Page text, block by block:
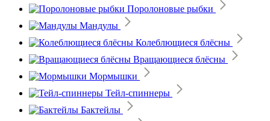
Поролоновые рыбки
Мандулы
Колеблющиеся блёсны
Вращающиеся блёсны
Мормышки
Тейл-спиннеры
Бактейлы